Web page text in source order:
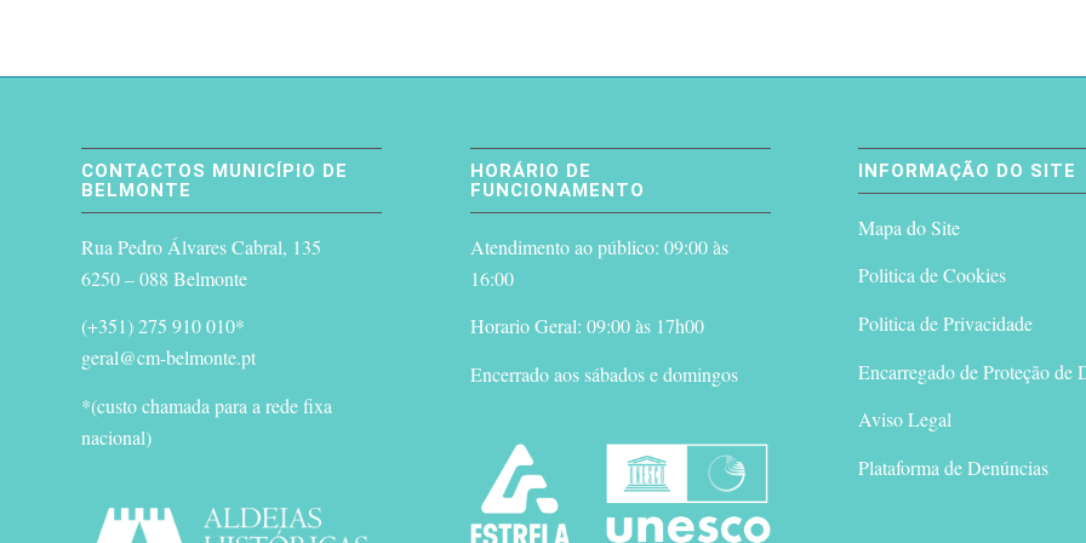
CONTACTOS MUNICÍPIO DE
BELMONTE
Rua Pedro Álvares Cabral, 135
6250 – 088 Belmonte
(+351) 275 910 010*
geral@cm-belmonte.pt
*(custo chamada para a rede fixa
nacional)
HORÁRIO DE
FUNCIONAMENTO
Atendimento ao público: 09:00 às
16:00
Horario Geral: 09:00 às 17h00
Encerrado aos sábados e domingos
INFORMAÇÃO DO SITE
Mapa do Site
Politica de Cookies
Politica de Privacidade
Encarregado de Proteção de
Aviso Legal
Plataforma de Denúncias